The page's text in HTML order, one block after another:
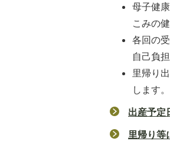
母子健
こみの
各回の
自己負
里帰り
します。
出産予定
里帰り等